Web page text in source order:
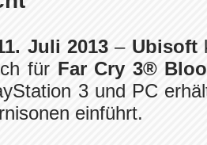
Juli 2013– Ubisoft
für Far Cry 3®
3 und PC
einführt.